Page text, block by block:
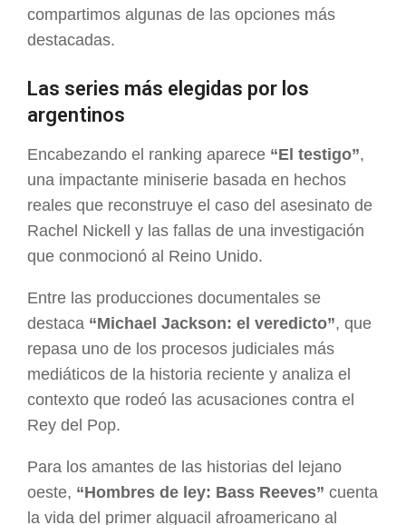
compartimos algunas de las opciones más
destacadas.
Las series más elegidas por los
argentinos
Encabezando el ranking aparece “El testigo”,
una impactante miniserie basada en hechos
reales que reconstruye el caso del asesinato de
Rachel Nickell y las fallas de una investigación
que conmocionó al Reino Unido.
Entre las producciones documentales se
destaca “Michael Jackson: el veredicto”, que
repasa uno de los procesos judiciales más
mediáticos de la historia reciente y analiza el
contexto que rodeó las acusaciones contra el
Rey del Pop.
Para los amantes de las historias del lejano
oeste, “Hombres de ley: Bass Reeves” cuenta
la vida del primer alguacil afroamericano al